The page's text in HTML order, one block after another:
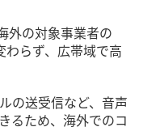
外の対象事業者の
わらず、広帯域で高
の送受信など、音声
るため、海外でのコ